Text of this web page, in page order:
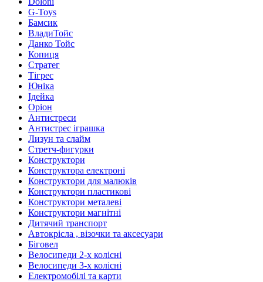
G-Toys
Бамсик
ВладиТойс
Данко Тойс
Копиця
Стратег
Тігрес
Юніка
Ідейка
Оріон
Антистреси
Антистрес іграшка
Лизун та слайм
Стретч-фигурки
Конструктори
Конструктора електроні
Конструктори для малюків
Конструктори пластикові
Конструктори металеві
Конструктори магнітні
Дитячий транспорт
Автокрісла , візочки та аксесуари
Біговел
Велосипеди 2-х колісні
Велосипеди 3-х колісні
Електромобілі та карти